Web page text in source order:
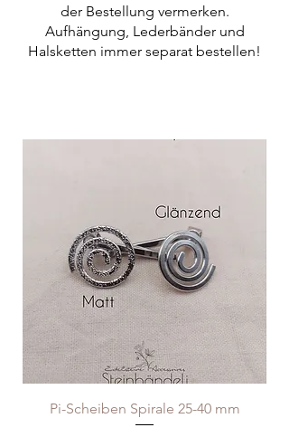
der Bestellung vermerken.
Aufhängung, Lederbänder und
Halsketten immer separat bestellen!
Pi-Scheiben Spirale 25-40 mm